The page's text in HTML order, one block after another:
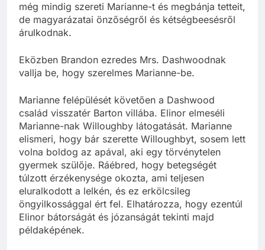
még mindig szereti Marianne-t és megbánja tetteit,
de magyarázatai önzőségről és kétségbeesésről
árulkodnak.
Eközben Brandon ezredes Mrs. Dashwoodnak
vallja be, hogy szerelmes Marianne-be.
Marianne felépülését követően a Dashwood
család visszatér Barton villába. Elinor elmeséli
Marianne-nak Willoughby látogatását. Marianne
elismeri, hogy bár szerette Willoughbyt, sosem lett
volna boldog az apával, aki egy törvénytelen
gyermek szülője. Ráébred, hogy betegségét
túlzott érzékenysége okozta, ami teljesen
eluralkodott a lelkén, és ez erkölcsileg
öngyilkossággal ért fel. Elhatározza, hogy ezentúl
Elinor bátorságát és józanságát tekinti majd
példaképének.